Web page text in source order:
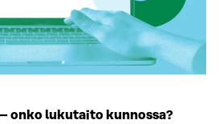
onko lukutaito kunnossa?